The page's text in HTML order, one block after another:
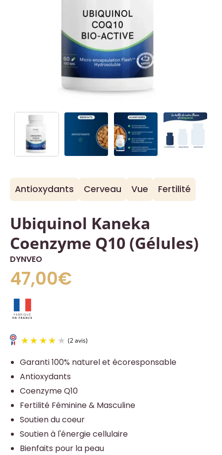
Antioxydants Cerveau Vue Fertilité
Ubiquinol Kaneka
Coenzyme Q10 (Gélules)
DYNVEO
47,00€
(2 avis)
Garanti 100% naturel et écoresponsable
Antioxydants
Coenzyme Q10
Fertilité Féminine & Masculine
Soutien du coeur
Soutien à l'énergie cellulaire
Bienfaits pour la peau